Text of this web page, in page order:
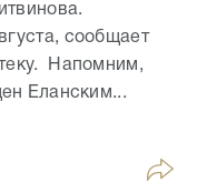
сообщает
Напомним,
Еланским...